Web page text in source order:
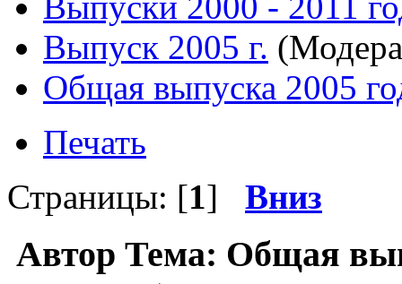
Выпуск 2005 г.
Общая выпуска 2005
Печать
Страницы: [1] Вниз
Автор Тема: Общая